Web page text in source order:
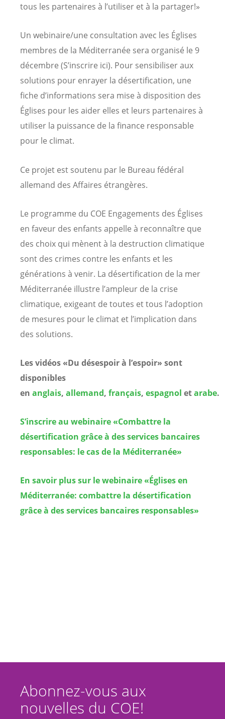
tous les partenaires à l’utiliser et à la partager!»
Un webinaire/une consultation avec les Églises
membres de la Méditerranée sera organisé le 9
décembre (S’inscrire ici). Pour sensibiliser aux
solutions pour enrayer la désertification, une
fiche d’informations sera mise à disposition des
Églises pour les aider elles et leurs partenaires à
utiliser la puissance de la finance responsable
pour le climat.
Ce projet est soutenu par le Bureau fédéral
allemand des Affaires étrangères.
Le programme du COE Engagements des Églises
en faveur des enfants appelle à reconnaître que
des choix qui mènent à la destruction climatique
sont des crimes contre les enfants et les
générations à venir. La désertification de la mer
Méditerranée illustre l’ampleur de la crise
climatique, exigeant de toutes et tous l’adoption
de mesures pour le climat et l’implication dans
des solutions.
Les vidéos «Du désespoir à l’espoir» sont
disponibles
en anglais, allemand, français, espagnol etarabe.
S’inscrire au webinaire «Combattre la
désertification grâce à des services bancaires
responsables: le cas de la Méditerranée»
En savoir plus sur le webinaire «Églises en
Méditerranée: combattre la désertification
grâce à des services bancaires responsables»
Abonnez-vous aux
nouvelles du COE!